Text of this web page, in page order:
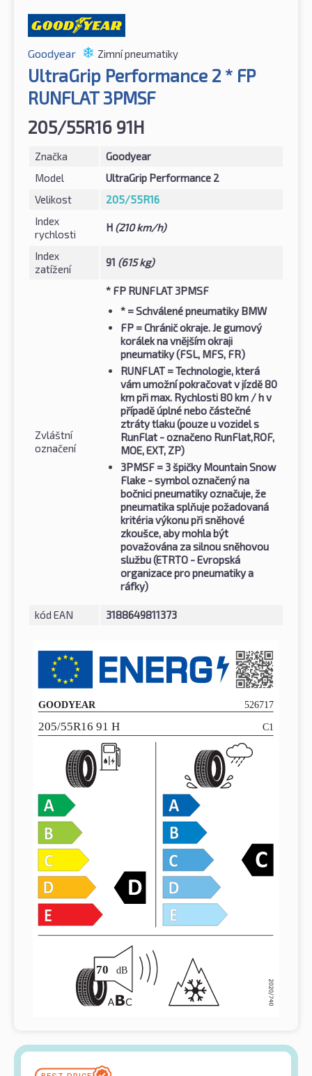
Goodyear Zimní pneumatiky
UltraGrip Performance 2 * FP
RUNFLAT 3PMSF
205/55R16 91H
Značka
Goodyear
Model
UltraGrip Performance 2
Velikost
205/55R16
Index
rychlosti
H (210 km/h)
Index
zatížení
91 (615 kg)
Zvláštní
označení
* FP RUNFLAT 3PMSF
* = Schválené pneumatiky BMW
FP = Chránič okraje. Je gumový
korálek na vnějším okraji
pneumatiky (FSL, MFS, FR)
RUNFLAT = Technologie, která
vám umožní pokračovat v jízdě 80
km při max. Rychlosti 80 km / h v
případě úplné nebo částečné
ztráty tlaku (pouze u vozidel s
RunFlat - označeno RunFlat,ROF,
MOE, EXT, ZP)
3PMSF = 3 špičky Mountain Snow
Flake - symbol označený na
bočnici pneumatiky označuje, že
pneumatika splňuje požadovaná
kritéria výkonu při sněhové
zkoušce, aby mohla být
považována za silnou sněhovou
službu (ETRTO - Evropská
organizace pro pneumatiky a
ráfky)
kód EAN 3188649811373